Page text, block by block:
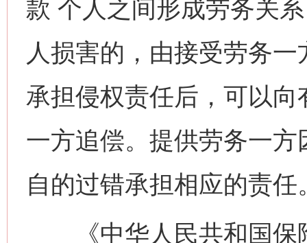
款 个人之间形成劳务关
人损害的，由接受劳务
承担侵权责任后，可以
一方追偿。提供劳务一
自的过错承担相应的责任
《中华人民共和国保